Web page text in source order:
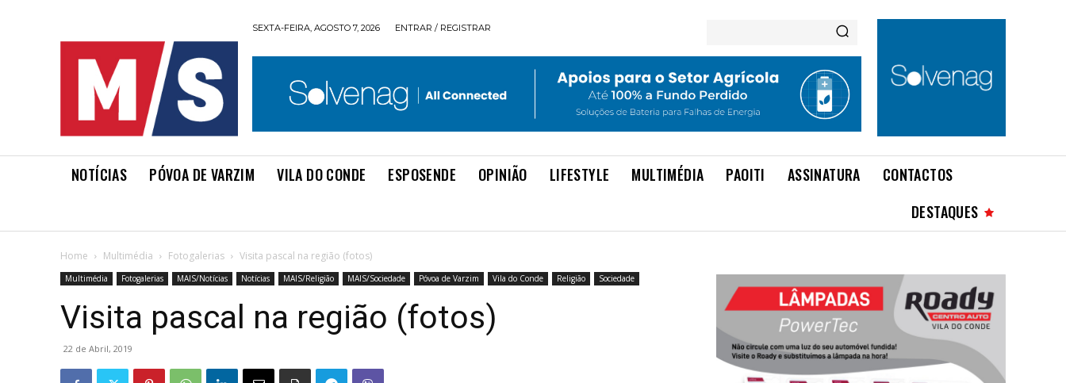
SEXTA-FEIRA, AGOSTO 7, 2026 ENTRAR / REGISTRAR
NOTÍCIAS PÓVOA DE VARZIM VILA DO CONDE ESPOSENDE OPINIÃO LIFESTYLE MULTIMÉDIA PAOITI ASSINATURA
CONTACTOS
DESTAQUES
Home Multimédia Fotogalerias Visita pascal na região (fotos)
Multimédia Fotogalerias MAIS/Notícias Notícias MAIS/Religião MAIS/Sociedade Póvoa de Varzim Vila do Conde Religião Sociedade
Visita pascal na região (fotos)
22 de Abril, 2019